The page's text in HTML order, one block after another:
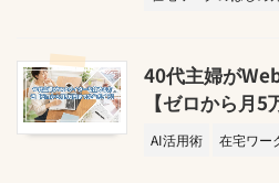
40代主婦が
【ゼロから月5
AI活用術 在宅ワー